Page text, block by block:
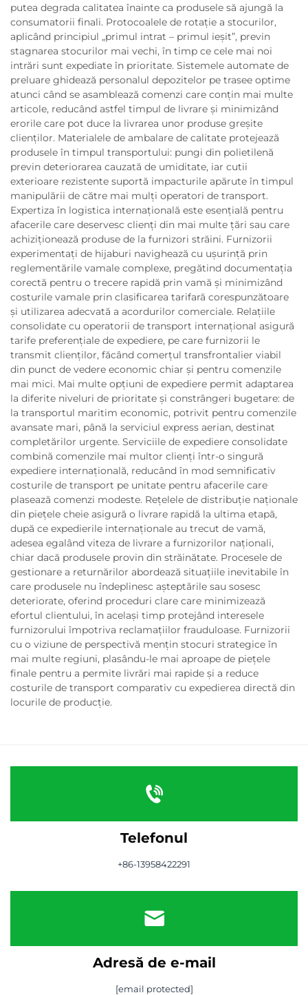
putea degrada calitatea înainte ca produsele să ajungă la
consumatorii finali. Protocoalele de rotație a stocurilor,
aplicând principiul „primul intrat – primul ieșit”, previn
stagnarea stocurilor mai vechi, în timp ce cele mai noi
intrări sunt expediate în prioritate. Sistemele automate de
preluare ghidează personalul depozitelor pe trasee optime
atunci când se asamblează comenzi care conțin mai multe
articole, reducând astfel timpul de livrare și minimizând
erorile care pot duce la livrarea unor produse greșite
clienților. Materialele de ambalare de calitate protejează
produsele în timpul transportului: pungi din polietilenă
previn deteriorarea cauzată de umiditate, iar cutii
exterioare rezistente suportă impacturile apărute în timpul
manipulării de către mai mulți operatori de transport.
Expertiza în logistica internațională este esențială pentru
afacerile care deservesc clienți din mai multe țări sau care
achiziționează produse de la furnizori străini. Furnizorii
experimentați de hijaburi navighează cu ușurință prin
reglementările vamale complexe, pregătind documentația
corectă pentru o trecere rapidă prin vamă și minimizând
costurile vamale prin clasificarea tarifară corespunzătoare
și utilizarea adecvată a acordurilor comerciale. Relațiile
consolidate cu operatorii de transport internațional asigură
tarife preferențiale de expediere, pe care furnizorii le
transmit clienților, făcând comerțul transfrontalier viabil
din punct de vedere economic chiar și pentru comenzile
mai mici. Mai multe opțiuni de expediere permit adaptarea
la diferite niveluri de prioritate și constrângeri bugetare: de
la transportul maritim economic, potrivit pentru comenzile
avansate mari, până la serviciul express aerian, destinat
completărilor urgente. Serviciile de expediere consolidate
combină comenzile mai multor clienți într-o singură
expediere internațională, reducând în mod semnificativ
costurile de transport pe unitate pentru afacerile care
plasează comenzi modeste. Rețelele de distribuție naționale
din piețele cheie asigură o livrare rapidă la ultima etapă,
după ce expedierile internaționale au trecut de vamă,
adesea egalând viteza de livrare a furnizorilor naționali,
chiar dacă produsele provin din străinătate. Procesele de
gestionare a returnărilor abordează situațiile inevitabile în
care produsele nu îndeplinesc așteptările sau sosesc
deteriorate, oferind proceduri clare care minimizează
efortul clientului, în același timp protejând interesele
furnizorului împotriva reclamațiilor frauduloase. Furnizorii
cu o viziune de perspectivă mențin stocuri strategice în
mai multe regiuni, plasându-le mai aproape de piețele
finale pentru a permite livrări mai rapide și a reduce
costurile de transport comparativ cu expedierea directă din
locurile de producție.
Telefonul
+86-13958422291
Adresă de e-mail
[email protected]